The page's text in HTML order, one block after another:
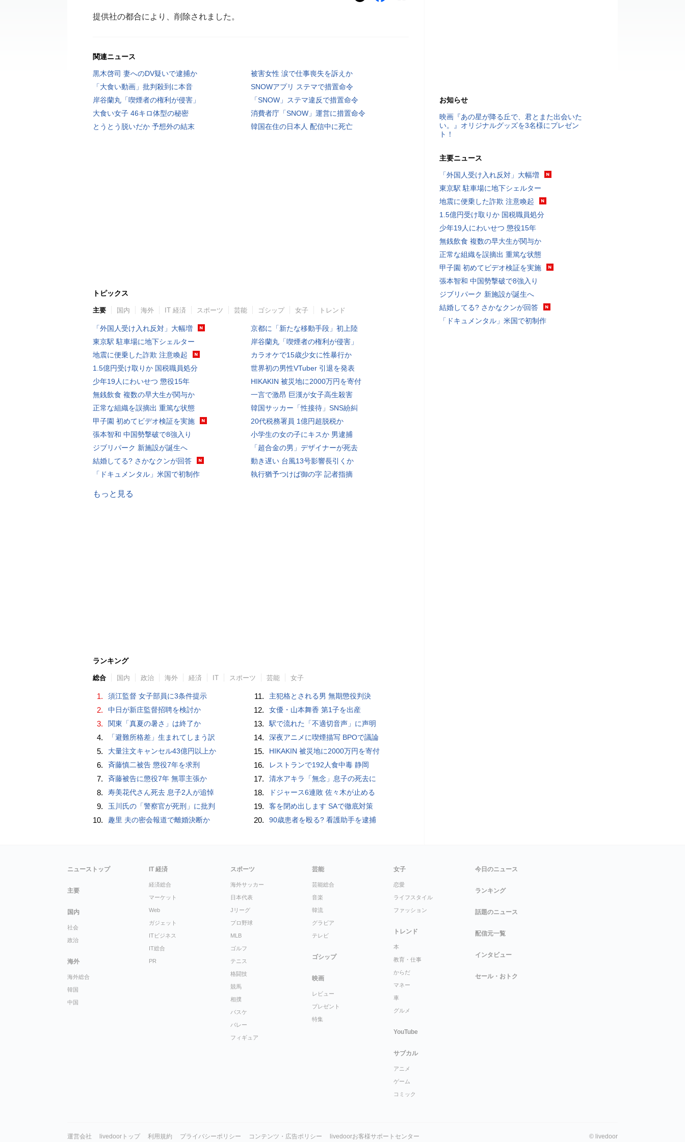
提供社の都合により、削除されました。
関連ニュース
黒木啓司 妻へのDV疑いで逮捕か
被害女性 涙で仕事喪失を訴えか
「大食い動画」批判殺到に本音
SNOWアプリ ステマで措置命令
岸谷蘭丸「喫煙者の権利が侵害」
「SNOW」ステマ違反で措置命令
大食い女子 46キロ体型の秘密
消費者庁「SNOW」運営に措置命令
とうとう脱いだか 予想外の結末
韓国在住の日本人 配信中に死亡
トピックス
主要 国内 海外 IT 経済 スポーツ 芸能 ゴシップ 女子 トレンド
「外国人受け入れ反対」大幅増
東京駅 駐車場に地下シェルター
地震に便乗した詐欺 注意喚起
1.5億円受け取りか 国税職員処分
少年19人にわいせつ 懲役15年
無銭飲食 複数の早大生が関与か
正常な組織を誤摘出 重篤な状態
甲子園 初めてビデオ検証を実施
張本智和 中国勢撃破で8強入り
ジブリパーク 新施設が誕生へ
結婚してる? さかなクンが回答
「ドキュメンタル」米国で初制作
京都に「新たな移動手段」初上陸
岸谷蘭丸「喫煙者の権利が侵害」
カラオケで15歳少女に性暴行か
世界初の男性VTuber 引退を発表
HIKAKIN 被災地に2000万円を寄付
一言で激昂 巨漢が女子高生殺害
韓国サッカー「性接待」SNS紛糾
20代税務署員 1億円超脱税か
小学生の女の子にキスか 男逮捕
「超合金の男」デザイナーが死去
動き遅い 台風13号影響長引くか
執行猶予つけば御の字 記者指摘
もっと見る
ランキング
総合 国内 政治 海外 経済 IT スポーツ 芸能 女子
1. 須江監督 女子部員に3条件提示
2. 中日が新庄監督招聘を検討か
3. 関東「真夏の暑さ」は終了か
4. 「避難所格差」生まれてしまう訳
5. 大量注文キャンセル43億円以上か
6. 斉藤慎二被告 懲役7年を求刑
7. 斉藤被告に懲役7年 無罪主張か
8. 寿美花代さん死去 息子2人が追悼
9. 玉川氏の「警察官が死刑」に批判
10. 趣里 夫の密会報道で離婚決断か
11. 主犯格とされる男 無期懲役判決
12. 女優・山本舞香 第1子を出産
13. 駅で流れた「不適切音声」に声明
14. 深夜アニメに喫煙描写 BPOで議論
15. HIKAKIN 被災地に2000万円を寄付
16. レストランで192人食中毒 静岡
17. 清水アキラ「無念」息子の死去に
18. ドジャース6連敗 佐々木が止める
19. 客を閉め出します SAで徹底対策
20. 90歳患者を殴る? 看護助手を逮捕
お知らせ
映画『あの星が降る丘で、君とまた出会いた
い。』オリジナルグッズを3名様にプレゼン
ト！
主要ニュース
「外国人受け入れ反対」大幅増
東京駅 駐車場に地下シェルター
地震に便乗した詐欺 注意喚起
1.5億円受け取りか 国税職員処分
少年19人にわいせつ 懲役15年
無銭飲食 複数の早大生が関与か
正常な組織を誤摘出 重篤な状態
甲子園 初めてビデオ検証を実施
張本智和 中国勢撃破で8強入り
ジブリパーク 新施設が誕生へ
結婚してる? さかなクンが回答
「ドキュメンタル」米国で初制作
ニューストップ
主要
国内
社会
政治
海外
海外総合
韓国
中国
IT 経済
経済総合
マーケット
Web
ガジェット
ITビジネス
IT総合
PR
スポーツ
海外サッカー
日本代表
Jリーグ
プロ野球
MLB
ゴルフ
テニス
格闘技
競馬
相撲
バスケ
バレー
フィギュア
芸能
芸能総合
音楽
韓流
グラビア
テレビ
ゴシップ
映画
レビュー
プレゼント
特集
女子
恋愛
ライフスタイル
ファッション
トレンド
本
教育・仕事
からだ
マネー
車
グルメ
YouTube
サブカル
アニメ
ゲーム
コミック
今日のニュース
ランキング
話題のニュース
配信元一覧
インタビュー
セール・おトク
運営会社 livedoorトップ 利用規約 プライバシーポリシー コンテンツ・広告ポリシー livedoorお客様サポートセンター © livedoor